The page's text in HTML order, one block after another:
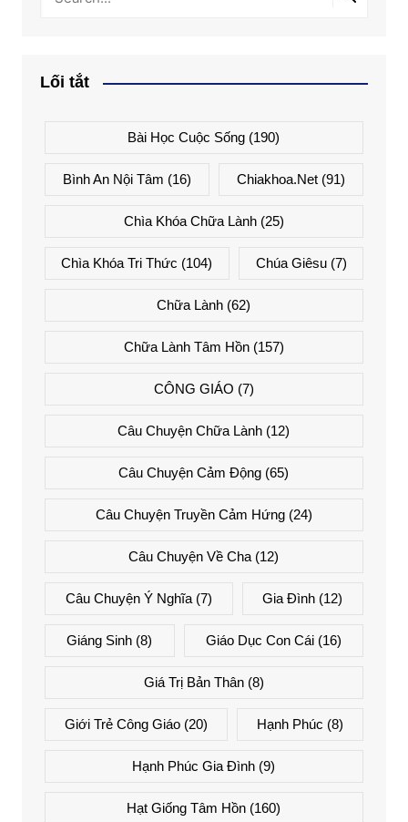
Lối tắt
Bài Học Cuộc Sống (190)
Bình An Nội Tâm (16) Chiakhoa.net (91)
Chìa Khóa Chữa Lành(25)
Chìa Khóa Tri Thức (104) Chúa Giêsu(7)
Chữa Lành (62)
Chữa Lành Tâm Hồn(157)
CÔNG GIÁO (7)
Câu Chuyện Chữa Lành (12)
Câu Chuyện Cảm Động (65)
Câu Chuyện Truyền Cảm Hứng(24)
Câu Chuyện Về Cha (12)
Câu Chuyện Ý Nghĩa(7) Gia Đình (12)
Giáng Sinh (8) Giáo Dục Con Cái(16)
Giá Trị Bản Thân(8)
Giới Trẻ Công Giáo(20) Hạnh Phúc (8)
Hạnh Phúc Gia Đình (9)
Hạt Giống Tâm Hồn (160)